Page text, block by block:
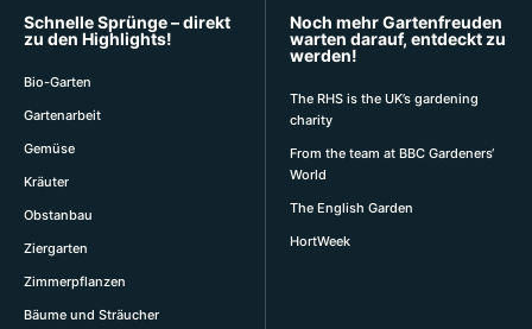
Schnelle Sprünge – direkt
zu den Highlights!
Bio-Garten
Gartenarbeit
Gemüse
Kräuter
Obstanbau
Ziergarten
Zimmerpflanzen
Bäume und Sträucher
Noch mehr Gartenfreuden
warten darauf, entdeckt zu
werden!
The RHS is the UK’s gardening
charity
From the team at BBC Gardeners‘
World
The English Garden
HortWeek